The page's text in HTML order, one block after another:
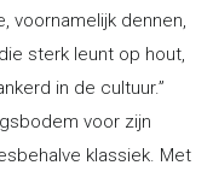
voornamelijk dennen,
sterk leunt op hout,
in de cultuur.”
voor zijn
klassiek. Met